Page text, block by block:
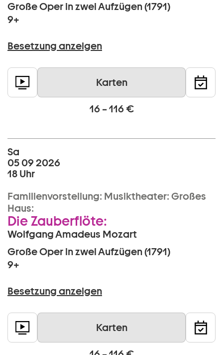
Große Oper in zwei Aufzügen (1791)
9+
Besetzung anzeigen
Karten
16 – 116 €
Sa
05 09 2026
18 Uhr
Familienvorstellung: Musiktheater: Großes
Haus:
Die Zauberflöte:
Wolfgang Amadeus Mozart
Große Oper in zwei Aufzügen (1791)
9+
Besetzung anzeigen
Karten